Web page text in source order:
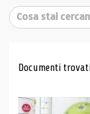
Cerca
Documenti